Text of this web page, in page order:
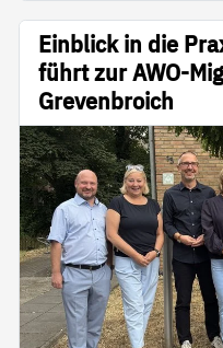
Einblick in die
führt zur AWO-
Grevenbroich